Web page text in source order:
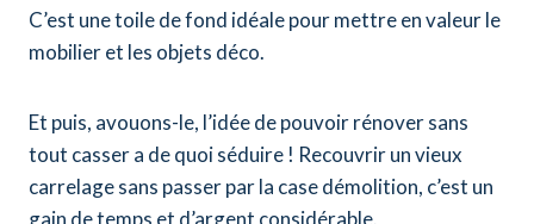
C’est une toile de fond idéale pour mettre en valeur le
mobilier et les objets déco.
Et puis, avouons-le, l’idée de pouvoir rénover sans
tout casser a de quoi séduire ! Recouvrir un vieux
carrelage sans passer par la case démolition, c’est un
gain de temps et d’argent considérable.